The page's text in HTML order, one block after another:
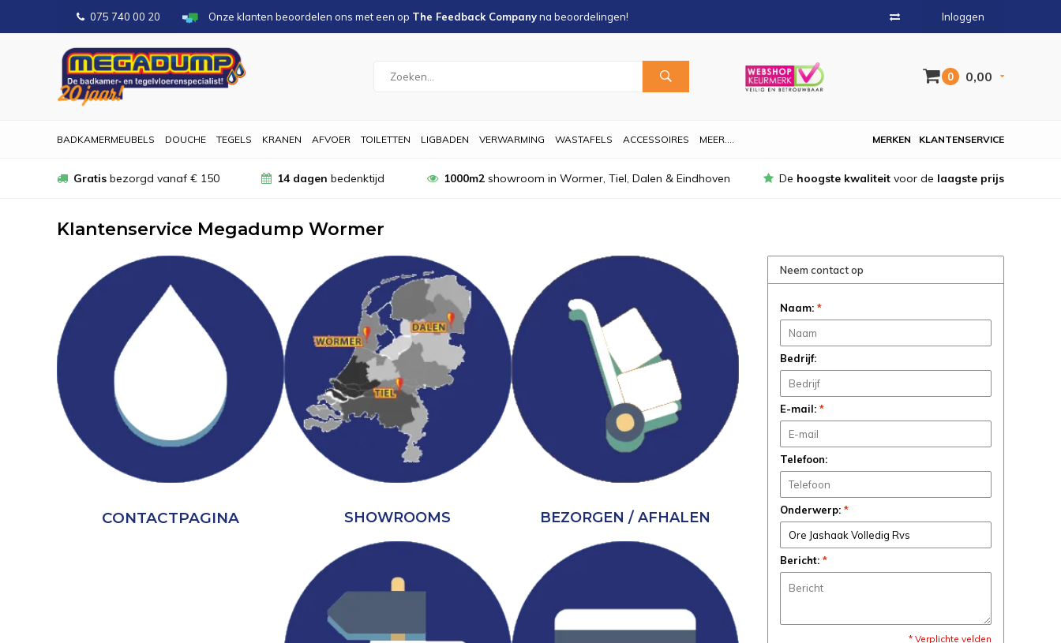
075 740 00 20 Onze klanten beoordelen ons met een op The Feedback Companyna beoordelingen! Inloggen
0 0,00
BADKAMERMEUBELS DOUCHE TEGELS KRANEN AFVOER TOILETTEN LIGBADEN VERWARMING WASTAFELS ACCESSOIRES MEER.... KLANTENSERVICE
MERKEN
Gratis bezorgd vanaf € 150 14 dagen bedenktijd 1000m2showroom in Wormer, Tiel, Dalen & Eindhoven De hoogste kwaliteit voor de laagste prijs
Klantenservice Megadump Wormer
CONTACTPAGINA SHOWROOMS BEZORGEN / AFHALEN
Neem contact op
Naam: *
Bedrijf:
E-mail: *
Telefoon:
Onderwerp: *
Bericht: *
* Verplichte velden